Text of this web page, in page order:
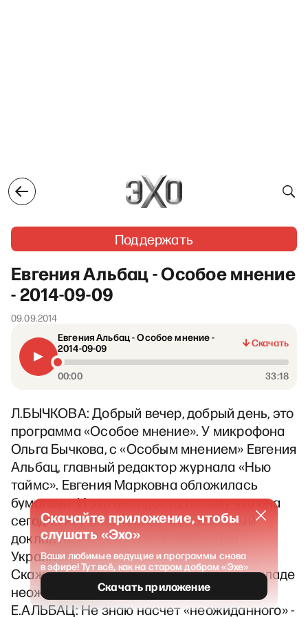
Поддержать
Евгения Альбац - Особое мнение
- 2014-09-09
09.09.2014
Евгения Альбац - Особое мнение -
2014-09-09
Скачать
00:00 33:18
Л.БЫЧКОВА: Добрый вечер, добрый день, это
программа «Особое мнение». У микрофона
Ольга Бычкова, с «Особым мнением» Евгения
Альбац, главный редактор журнала «Нью
таймс». Евгения Марковна обложилась
бумагами. И это неспроста, потому что она
сегодня изучала первый официальный
доклад по катастрофе «Боинга» над
Украиной.
Скажите, для вас было что-то в этом докладе
неожиданным?
Е.АЛЬБАЦ: Не знаю насчет «неожиданного» -
Скачайте приложение, чтобы
слушать «Эхо»
Ваши любимые ведущие и программы снова
в эфире! Тут всё, как на старом добром «Эхе»
Скачать приложение